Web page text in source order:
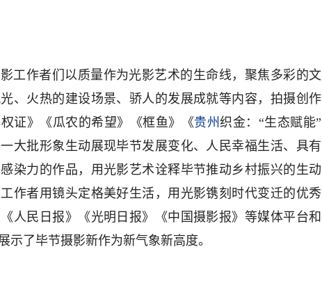
工作者们以质量作为光影艺术的生命线，聚焦多彩的文
、火热的建设场景、骄人的发展成就等内容，拍摄创作
证》《瓜农的希望》《框鱼》《贵州织金：“生态赋能”
大批形象生动展现毕节发展变化、人民幸福生活、具有
染力的作品，用光影艺术诠释毕节推动乡村振兴的生动
作者用镜头定格美好生活，用光影镌刻时代变迁的优秀
人民日报》《光明日报》《中国摄影报》等媒体平台和
示了毕节摄影新作为新气象新高度。